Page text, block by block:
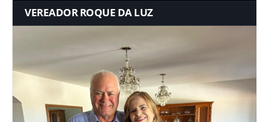
VEREADOR ROQUE DA LUZ